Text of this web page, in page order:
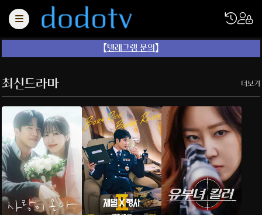
【텔레그램 문의】
최신드라마 더보기